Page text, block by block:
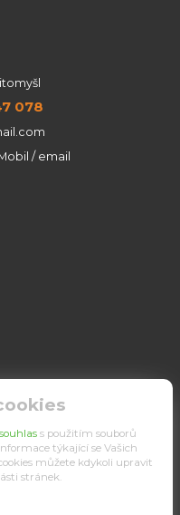
078
/ email
souhlass použitím souborů
týkající se Vašich
můžete kdykoli upravit
stránek.